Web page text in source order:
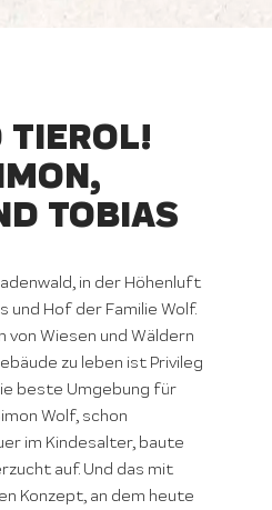
TOBIAS
in der Höhenluft
und Hof der Familie Wolf.
Wiesen und Wäldern
zu leben ist Privileg
beste Umgebung für
Wolf, schon
im Kindesalter, baute
auf. Und das mit
Konzept, an dem heute